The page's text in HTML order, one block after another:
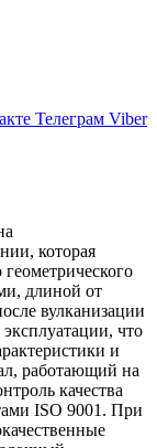
Телеграм Viber
которая
длиной от
вулканизации
что
и
работающий на
качества
ISO 9001. При